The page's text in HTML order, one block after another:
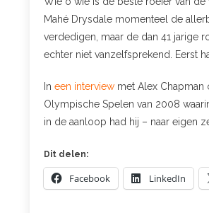
Mahé Drysdale momenteel de
verdedigen, maar de dan 41 jarige
echter niet vanzelfsprekend. Eerst
In een interview met Alex
Olympische Spelen van 2008
in de aanloop had hij – naar eigen
Dit delen:
Facebook LinkedIn